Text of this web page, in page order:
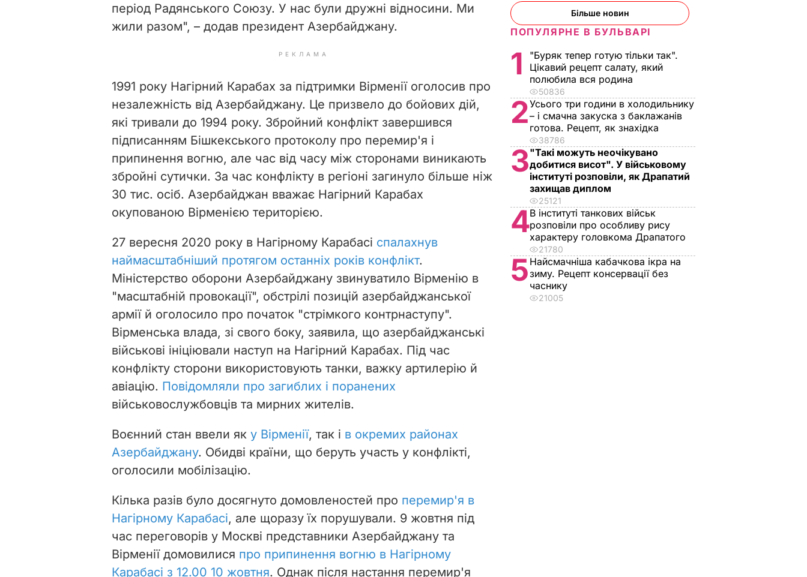
період Радянського Союзу. У нас були дружні відносини. Ми
жили разом", – додав президент Азербайджану.
РЕКЛАМА
1991 року Нагірний Карабах за підтримки Вірменії оголосив про
незалежність від Азербайджану. Це призвело до бойових дій,
які тривали до 1994 року. Збройний конфлікт завершився
підписанням Бішкекського протоколу про перемир'я і
припинення вогню, але час від часу між сторонами виникають
збройні сутички. За час конфлікту в регіоні загинуло більше ніж
30 тис. осіб. Азербайджан вважає Нагірний Карабах
окупованою Вірменією територією.
27 вересня 2020 року в Нагірному Карабасі спалахнув
наймасштабніший протягом останніх років конфлікт.
Міністерство оборони Азербайджану звинуватило Вірменію в
"масштабній провокації", обстрілі позицій азербайджанської
армії й оголосило про початок "стрімкого контрнаступу".
Вірменська влада, зі свого боку, заявила, що азербайджанські
військові ініціювали наступ на Нагірний Карабах. Під час
конфлікту сторони використовують танки, важку артилерію й
авіацію. Повідомляли про загиблих і поранених
військовослужбовців та мирних жителів.
Воєнний стан ввели як у Вірменії, так і в окремих районах
Азербайджану. Обидві країни, що беруть участь у конфлікті,
оголосили мобілізацію.
Кілька разів було досягнуто домовленостей про перемир'я в
Нагірному Карабасі, але щоразу їх порушували. 9 жовтня під
час переговорів у Москві представники Азербайджану та
Вірменії домовилися про припинення вогню в Нагірному
Карабасі з 12.00 10 жовтня. Однак після настання перемир'я
Більше новин
ПОПУЛЯРНЕ В БУЛЬВАРІ
1
"Буряк тепер готую тільки так".
Цікавий рецепт салату, який
полюбила вся родина
50836
2Усього три години в холодильнику
– і смачна закуска з баклажанів
готова. Рецепт, як знахідка
38786
3"Такі можуть неочікувано
добитися висот". У військовому
інституті розповіли, як Драпатий
захищав диплом
25121
4В інституті танкових військ
розповіли про особливу рису
характеру головкома Драпатого
21780
5 Найсмачніша кабачкова ікра на
зиму. Рецепт консервації без
часнику
21005